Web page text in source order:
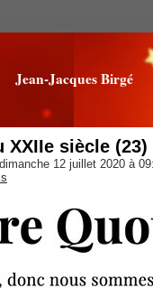
Jean-Jacques Birgé
XXIIe siècle (23)
12 juillet 2020 à